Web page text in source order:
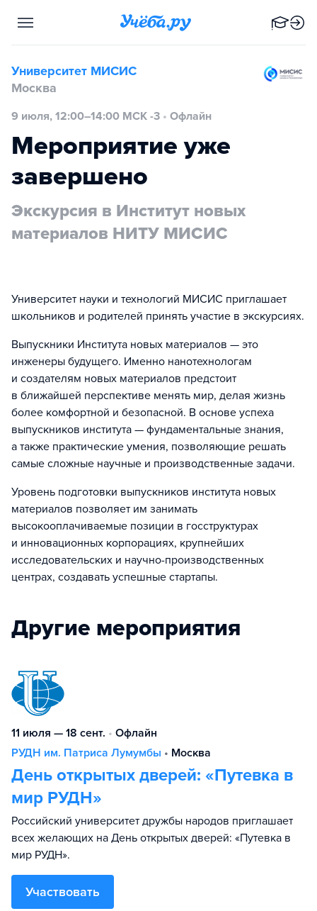
Университет МИСИС
Москва
9 июля, 12:00–14:00 МСК -3 • Офлайн
Мероприятие уже
завершено
Экскурсия в Институт новых
материалов НИТУ МИСИС
Университет науки и технологий МИСИС приглашает
школьников и родителей принять участие в экскурсиях.
Выпускники Института новых материалов — это
инженеры будущего. Именно нанотехнологам
и создателям новых материалов предстоит
в ближайшей перспективе менять мир, делая жизнь
более комфортной и безопасной. В основе успеха
выпускников института — фундаментальные знания,
а также практические умения, позволяющие решать
самые сложные научные и производственные задачи.
Уровень подготовки выпускников института новых
материалов позволяет им занимать
высокооплачиваемые позиции в госструктурах
и инновационных корпорациях, крупнейших
исследовательских и научно-производственных
центрах, создавать успешные стартапы.
Другие мероприятия
11 июля — 18 сент. • Офлайн
РУДН им. Патриса Лумумбы • Москва
День открытых дверей: «Путевка в
мир РУДН»
Российский университет дружбы народов приглашает
всех желающих на День открытых дверей: «Путевка в
мир РУДН».
Участвовать